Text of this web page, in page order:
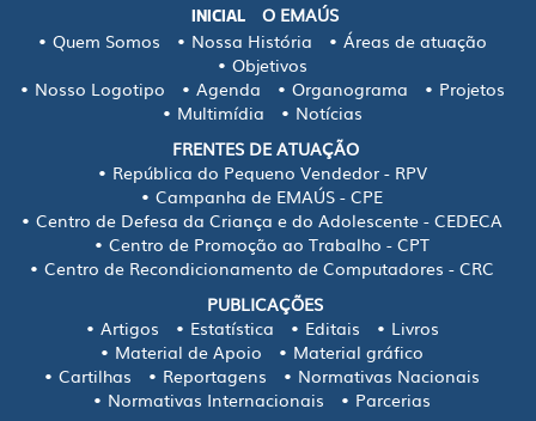
INICIAL
O EMAÚS
Quem Somos
Nossa História
Áreas de atuação
Objetivos
Nosso Logotipo
Agenda Organograma
Projetos
Multimídia
Notícias
FRENTES DE ATUAÇÃO
República do Pequeno Vendedor - RPV
Campanha de EMAÚS - CPE
Centro de Defesa da Criança e do Adolescente - CEDECA
Centro de Promoção ao Trabalho - CPT
Centro de Recondicionamento de Computadores - CRC
PUBLICAÇÕES
Artigos
Estatística Editais
Livros
Material de Apoio
Material gráfico
Cartilhas
Reportagens
Normativas Nacionais
Normativas Internacionais
Parcerias